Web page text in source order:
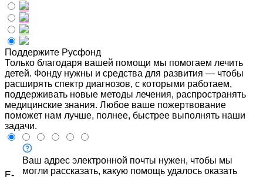
Поддержите Русфонд
Только благодаря вашей помощи мы помогаем лечить
детей. Фонду нужны и средства для развития — чтобы
расширять спектр диагнозов, с которыми работаем,
поддерживать новые методы лечения, распространять
медицинские знания. Любое ваше пожертвование
поможет нам лучше, полнее, быстрее выполнять наши
задачи.
Ваш адрес электронной почты нужен, чтобы мы
могли рассказать, какую помощь удалось оказать